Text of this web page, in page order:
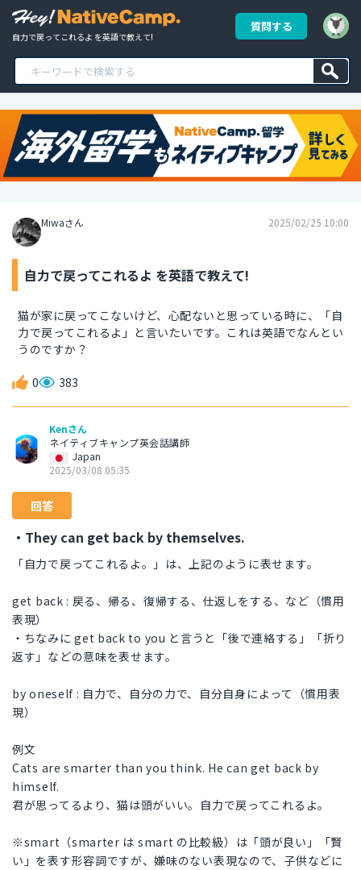
自力で戻ってこれるよ を英語で教えて!
質問する
Miwaさん 2025/02/25 10:00
自力で戻ってこれるよ を英語で教えて!
猫が家に戻ってこないけど、心配ないと思っている時に、「自
力で戻ってこれるよ」と言いたいです。これは英語でなんとい
うのですか？
0 383
Kenさん
ネイティブキャンプ英会話講師
Japan
2025/03/08 05:35
回答
・They can get back by themselves.
「自力で戻ってこれるよ。」は、上記のように表せます。
get back : 戻る、帰る、復帰する、仕返しをする、など（慣用
表現）
・ちなみに get back to you と言うと「後で連絡する」「折り
返す」などの意味を表せます。
by oneself : 自力で、自分の力で、自分自身によって（慣用表
現）
例文
Cats are smarter than you think. He can get back by
himself.
君が思ってるより、猫は頭がいい。自力で戻ってこれるよ。
※smart（smarter は smart の比較級）は「頭が良い」「賢
い」を表す形容詞ですが、嫌味のない表現なので、子供などに